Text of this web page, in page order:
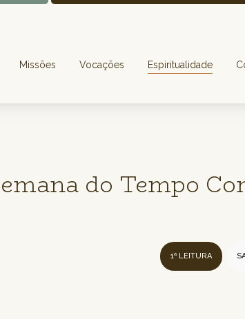
Missões Vocações Espiritualidade
do Tempo
1ª LEITURA